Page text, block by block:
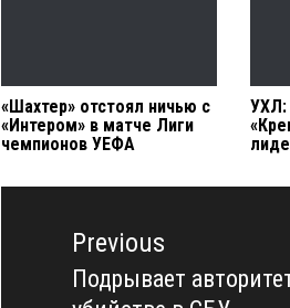
«Шахтер» отстоял ничью с
«Интером» в матче Лиги
чемпионов УЕФА
УХЛ:
Навигация
записямPrevious
Previous
Подрывает